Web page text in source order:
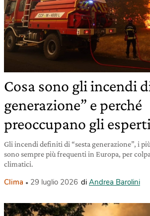
Cosa sono gli incendi
generazione” e perché
preoccupano gli
Gli incendi definiti di “sesta generazione”, i
sono sempre più frequenti in Europa, per
climatici.
Clima 29 luglio 2026 di Andrea Barolini